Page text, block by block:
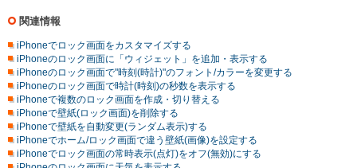
関連情報
iPhoneでロック画面をカスタマイズする
iPhoneのロック画面に「ウィジェット」を追加・表示する
iPhoneのロック画面で"時刻(時計)"のフォント/カラーを変更する
iPhoneのロック画面で時計(時刻)の秒数を表示する
iPhoneで複数のロック画面を作成・切り替える
iPhoneで壁紙(ロック画面)を削除する
iPhoneで壁紙を自動変更(ランダム表示)する
iPhoneでホーム/ロック画面で違う壁紙(画像)を設定する
iPhoneでロック画面の常時表示(点灯)をオフ(無効)にする